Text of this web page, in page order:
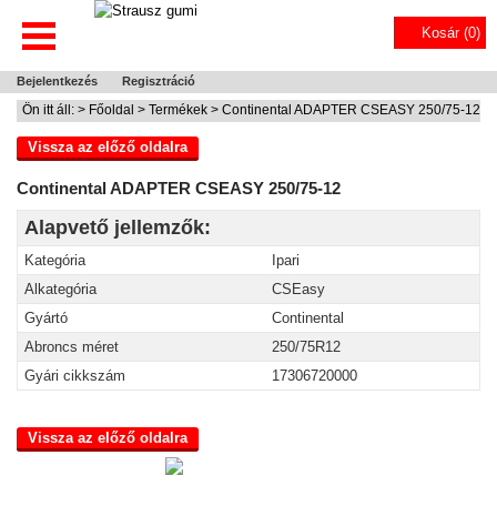
Kosár (0)
Bejelentkezés Regisztráció
Ön itt áll: > Főoldal > Termékek > Continental ADAPTER CSEASY 250/75-12
Vissza az előző oldalra
Continental ADAPTER CSEASY 250/75-12
Alapvető jellemzők:
Kategória
Ipari
Alkategória
CSEasy
Gyártó
Continental
Abroncs méret
250/75R12
Gyári cikkszám
17306720000
Vissza az előző oldalra